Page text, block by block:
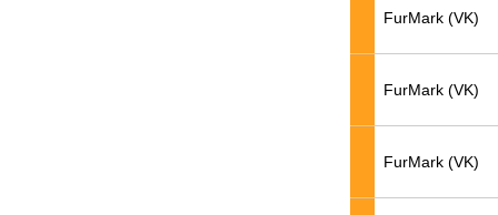
FurMark (VK)
FurMark (VK)
FurMark (VK)